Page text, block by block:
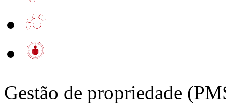
Gestão de propriedade